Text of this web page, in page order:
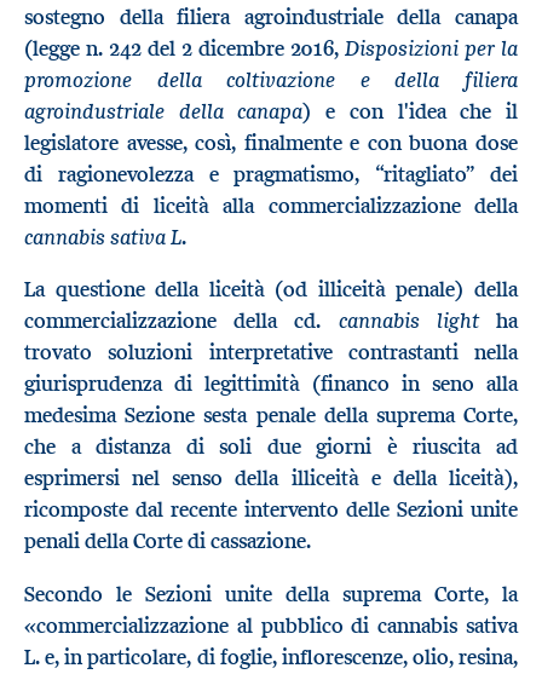
sostegno della filiera agroindustriale della canapa
(legge n. 242 del 2 dicembre 2016, Disposizioni per la
promozione della coltivazione e della filiera
agroindustriale della canapa) e con l'idea che il
legislatore avesse, così, finalmente e con buona dose
di ragionevolezza e pragmatismo, “ritagliato” dei
momenti di liceità alla commercializzazione della
cannabis sativa L.
La questione della liceità (od illiceità penale) della
commercializzazione della cd. cannabis lightha
trovato soluzioni interpretative contrastanti nella
giurisprudenza di legittimità (financo in seno alla
medesima Sezione sesta penale della suprema Corte,
che a distanza di soli due giorni è riuscita ad
esprimersi nel senso della illiceità e della liceità),
ricomposte dal recente intervento delle Sezioni unite
penali della Corte di cassazione.
Secondo le Sezioni unite della suprema Corte, la
«commercializzazione al pubblico di cannabis sativa
L. e, in particolare, di foglie, inflorescenze, olio, resina,